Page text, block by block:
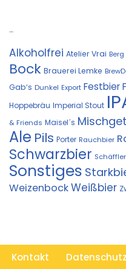
Alkoholfrei Atelier Vrai
Bock Brauerei Lemke
Gab‘s Dunkel Export Festbier
Hoppebräu Imperial Stout
& Friends Maisel´s
Ale Pils Porter Rauchbier
Schwarzbier
Sonstiges
WeizenbockWeißbier
Kontakt